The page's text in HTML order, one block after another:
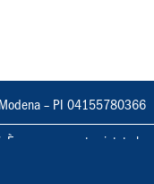
– PI 04155780366
espressamente vietata la
totale o parziale.